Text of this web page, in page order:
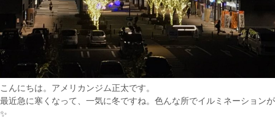
こんにちは。アメリカンジム正太です。
最近急に寒くなって、一気に冬ですね。色んな所でイルミネーションが
✨